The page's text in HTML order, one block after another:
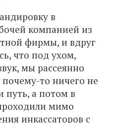
в
компанией из
фирмы, и вдруг
что под ухом,
мы рассеянно
то ничего не
путь, а потом в
мимо
инкассаторов с